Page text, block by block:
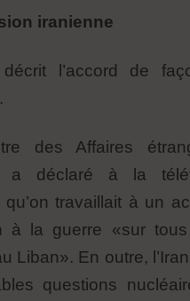
iranienne
l’accord de
des Affaires
a déclaré à la
qu’on travaillait à un
à la guerre «sur
Liban». En outre,
questions